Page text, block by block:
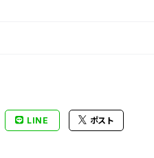
LINE ポスト